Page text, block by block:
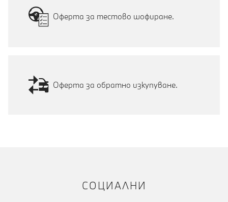
Оферта за тестово шофиране.
Оферта за обратно изкупуване.
СОЦИАЛНИ